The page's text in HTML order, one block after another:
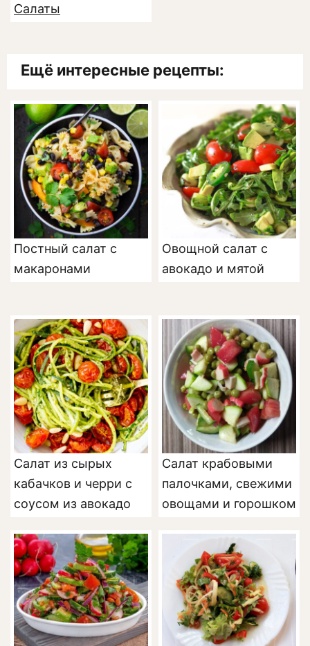
Салаты
Ещё интересные рецепты:
Постный салат с
макаронами
Овощной салат с
авокадо и мятой
Салат из сырых
кабачков и черри с
соусом из авокадо
Салат крабовыми
палочками, свежими
овощами и горошком